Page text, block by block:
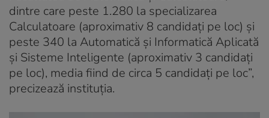
dintre care peste 1.280 la specializarea
Calculatoare (aproximativ 8 candidați pe loc) și
peste 340 la Automatică și Informatică Aplicată
și Sisteme Inteligente (aproximativ 3 candidați
pe loc), media fiind de circa 5 candidați pe loc”,
precizează instituția.